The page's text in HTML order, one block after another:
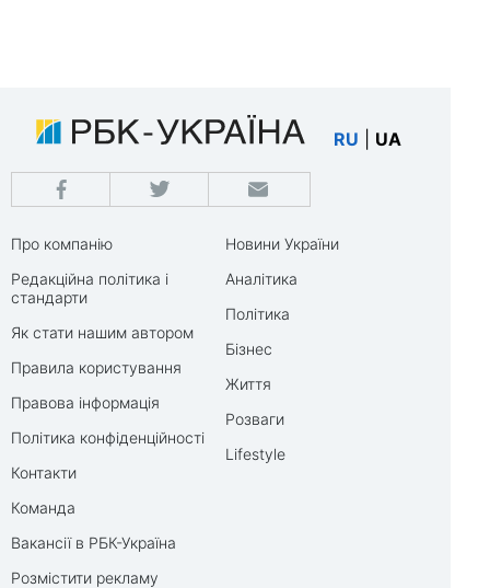
RU UA
Про компанію
Редакційна політика і
стандарти
Як стати нашим автором
Правила користування
Правова інформація
Політика конфіденційності
Контакти
Команда
Вакансії в РБК-Україна
Розмістити рекламу
Новини України
Аналітика
Політика
Бізнес
Життя
Розваги
Lifestyle